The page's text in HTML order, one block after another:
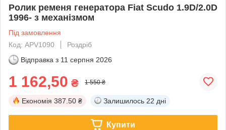
Ролик ременя генератора Fiat Scudo 1.9D/2.0D
1996- з механізмом
Під замовлення
Код: APV1090
Роздріб
Відправка з 11 серпня 2026
1 162,50 ₴ 1 550 ₴
Економія 387.50 ₴ Залишилось 22 дні
Купити